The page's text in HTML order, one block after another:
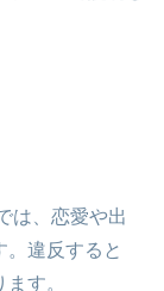
は、恋愛や出
。違反すると
す。